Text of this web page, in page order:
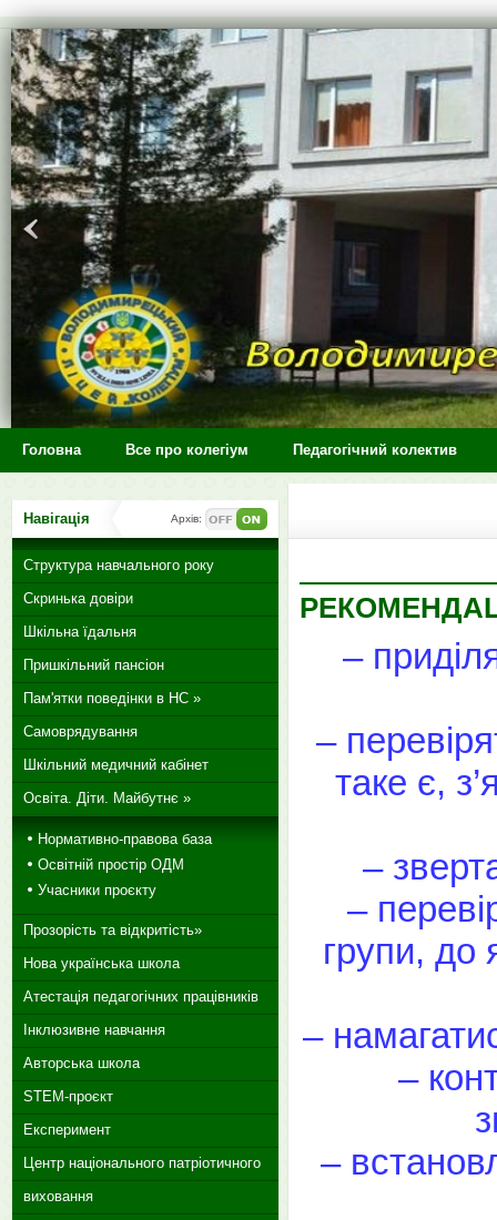
>
Головна Все про колегіум Педагогічний колектив
–
–
таке є,
–
–
групи, до
–
–
–
Навігація Архів:
Структура навчального року
Скринька довіри
Шкільна їдальня
Пришкільний пансіон
Пам'ятки поведінки в НС »
Самоврядування
Шкільний медичний кабінет
Освіта. Діти. Майбутнє »
Нормативно-правова база
Освітній простір ОДМ
Учасники проєкту
Прозорість та відкритість»
Нова українська школа
Атестація педагогічних працівників
Інклюзивне навчання
Авторська школа
STEM-проєкт
Експеримент
Центр національного патріотичного
виховання